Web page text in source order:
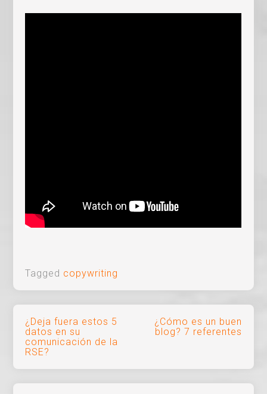
Tagged copywriting
Navegación
de
entradas
¿Deja fuera estos 5
datos en su
comunicación de la
RSE?
¿Cómo es un buen
blog? 7 referentes